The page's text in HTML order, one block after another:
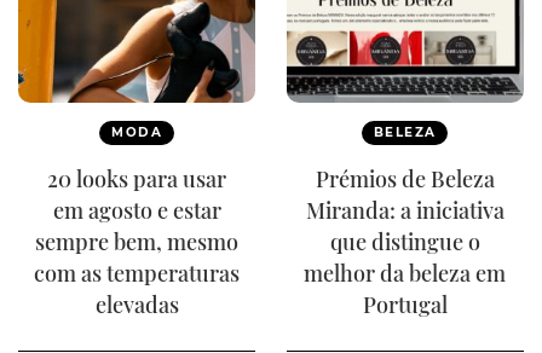
MODA
20 looks para usar
em agosto e estar
sempre bem, mesmo
com as temperaturas
elevadas
BELEZA
Prémios de Beleza
Miranda: a iniciativa
que distingue o
melhor da beleza em
Portugal